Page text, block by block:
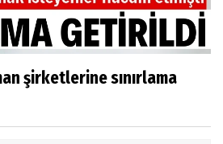
şirketlerine sınırlama